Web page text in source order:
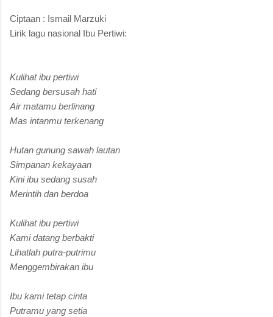
Ciptaan : Ismail Marzuki
Lirik lagu nasional Ibu Pertiwi:
Kulihat ibu pertiwi
Sedang bersusah hati
Air matamu berlinang
Mas intanmu terkenang
Hutan gunung sawah lautan
Simpanan kekayaan
Kini ibu sedang susah
Merintih dan berdoa
Kulihat ibu pertiwi
Kami datang berbakti
Lihatlah putra-putrimu
Menggembirakan ibu
Ibu kami tetap cinta
Putramu yang setia